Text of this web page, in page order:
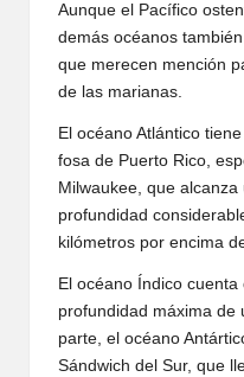
Aunque el Pacífico
demás océanos
que merecen mención
de las marianas.
El océano Atlántico
fosa de Puerto Rico,
Milwaukee, que
profundidad
kilómetros por encima
El océano Índico
profundidad máxima de
parte, el océano
Sándwich del Sur, que